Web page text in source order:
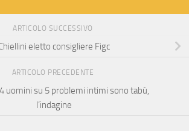
ARTICOLO SUCCESSIVO
eletto consigliere Figc
ARTICOLO PRECEDENTE
uomini su 5 problemi intimi sono tabù,
l’indagine